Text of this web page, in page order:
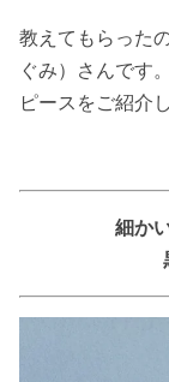
教えてもらった
ぐみ）さんです
ピースをご紹介
細か